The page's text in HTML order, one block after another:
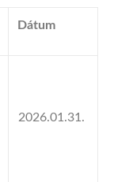
Dátum
2026.01.31.